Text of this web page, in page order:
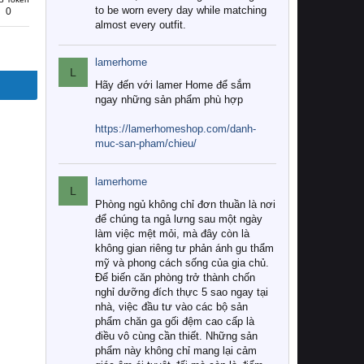
0
to be worn every day while matching
almost every outfit.
L
lamerhome
Hãy đến với lamer Home để sắm
ngay những sản phẩm phù hợp
https://lamerhomeshop.com/danh-
muc-san-pham/chieu/
L
lamerhome
Phòng ngủ không chỉ đơn thuần là nơi
để chúng ta ngả lưng sau một ngày
làm việc mệt mỏi, mà đây còn là
không gian riêng tư phản ánh gu thẩm
mỹ và phong cách sống của gia chủ.
Để biến căn phòng trở thành chốn
nghỉ dưỡng đích thực 5 sao ngay tại
nhà, việc đầu tư vào các bộ sản
phẩm chăn ga gối đệm cao cấp là
điều vô cùng cần thiết. Những sản
phẩm này không chỉ mang lại cảm